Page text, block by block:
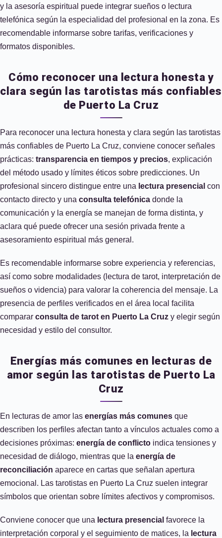
y la asesoría espiritual puede integrar sueños o lectura
telefónica según la especialidad del profesional en la zona. Es
recomendable informarse sobre tarifas, verificaciones y
formatos disponibles.
Cómo reconocer una lectura honesta y
clara según las tarotistas más confiables
de Puerto La Cruz
Para reconocer una lectura honesta y clara según las tarotistas
más confiables de Puerto La Cruz, conviene conocer señales
prácticas: transparencia en tiempos y precios, explicación
del método usado y límites éticos sobre predicciones. Un
profesional sincero distingue entre una lectura presencial con
contacto directo y una consulta telefónica donde la
comunicación y la energía se manejan de forma distinta, y
aclara qué puede ofrecer una sesión privada frente a
asesoramiento espiritual más general.
Es recomendable informarse sobre experiencia y referencias,
así como sobre modalidades (lectura de tarot, interpretación de
sueños o videncia) para valorar la coherencia del mensaje. La
presencia de perfiles verificados en el área local facilita
comparar consulta de tarot en Puerto La Cruz y elegir según
necesidad y estilo del consultor.
Energías más comunes en lecturas de
amor según las tarotistas de Puerto La
Cruz
En lecturas de amor las energías más comunes que
describen los perfiles afectan tanto a vínculos actuales como a
decisiones próximas: energía de conflicto indica tensiones y
necesidad de diálogo, mientras que la energía de
reconciliación aparece en cartas que señalan apertura
emocional. Las tarotistas en Puerto La Cruz suelen integrar
símbolos que orientan sobre límites afectivos y compromisos.
Conviene conocer que una lectura presencial favorece la
interpretación corporal y el seguimiento de matices, la lectura